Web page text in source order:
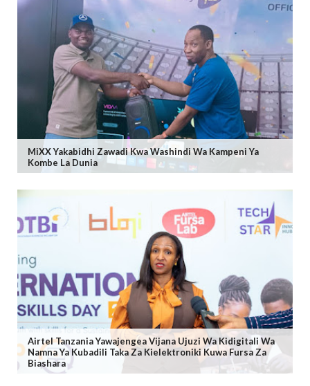
MiXX Yakabidhi Zawadi Kwa Washindi Wa Kampeni Ya
Kombe La Dunia
Airtel Tanzania Yawajengea Vijana Ujuzi Wa Kidigitali Wa
Namna Ya Kubadili Taka Za Kielektroniki Kuwa Fursa Za
Biashara